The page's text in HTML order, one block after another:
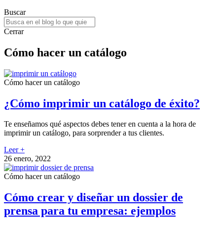
Buscar
Cerrar
Cómo hacer un catálogo
Cómo hacer un catálogo
¿Cómo imprimir un catálogo de éxito?
Te enseñamos qué aspectos debes tener en cuenta a la hora de
imprimir un catálogo, para sorprender a tus clientes.
Leer +
26 enero, 2022
Cómo hacer un catálogo
Cómo crear y diseñar un dossier de
prensa para tu empresa: ejemplos